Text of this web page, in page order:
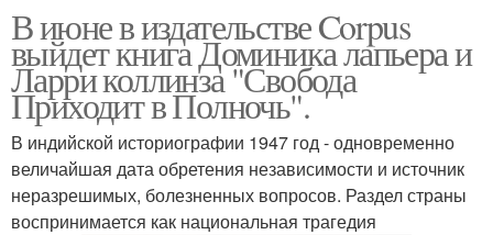
В июне в издательстве Corpus
выйдет книга Доминика лапьера и
Ларри коллинза "Свобода
Приходит в Полночь".
В индийской историографии 1947 год - одновременно
величайшая дата обретения независимости и источник
неразрешимых, болезненных вопросов. Раздел страны
воспринимается как национальная трагедия